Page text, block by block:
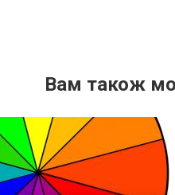
Вам також